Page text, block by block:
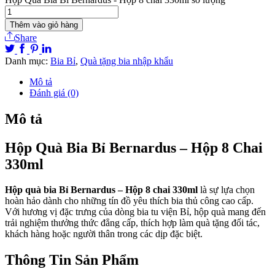
Thêm vào giỏ hàng
Share
Danh mục: Bia Bỉ, Quà tặng bia nhập khẩu
Mô tả
Đánh giá (0)
Mô tả
Hộp Quà Bia Bỉ Bernardus – Hộp 8 Chai
330ml
Hộp quà bia Bỉ Bernardus – Hộp 8 chai 330ml là sự lựa chọn
hoàn hảo dành cho những tín đồ yêu thích bia thủ công cao cấp.
Với hương vị đặc trưng của dòng bia tu viện Bỉ, hộp quà mang đến
trải nghiệm thưởng thức đẳng cấp, thích hợp làm quà tặng đối tác,
khách hàng hoặc người thân trong các dịp đặc biệt.
Thông Tin Sản Phẩm